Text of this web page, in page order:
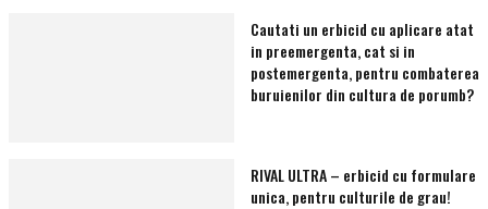
Cautati un erbicid cu aplicare atat
in preemergenta, cat si in
postemergenta, pentru combaterea
buruienilor din cultura de porumb?
RIVAL ULTRA – erbicid cu formulare
unica, pentru culturile de grau!